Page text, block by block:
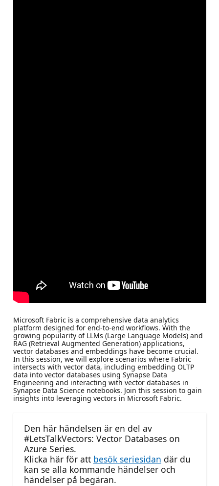
Microsoft Fabric is a comprehensive data analytics
platform designed for end-to-end workflows. With the
growing popularity of LLMs (Large Language Models) and
RAG (Retrieval Augmented Generation) applications,
vector databases and embeddings have become crucial.
In this session, we will explore scenarios where Fabric
intersects with vector data, including embedding OLTP
data into vector databases using Synapse Data
Engineering and interacting with vector databases in
Synapse Data Science notebooks. Join this session to gain
insights into leveraging vectors in Microsoft Fabric.
Den här händelsen är en del av
#LetsTalkVectors: Vector Databases on
Azure Series.
Klicka här för att besök seriesidan där du
kan se alla kommande händelser och
händelser på begäran.